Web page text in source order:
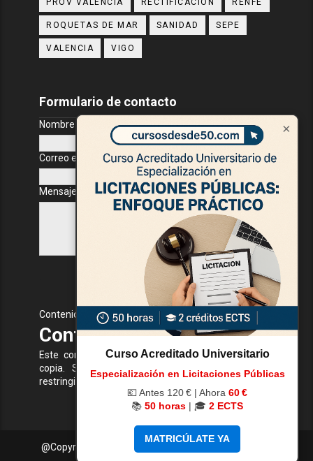
×
Curso Acreditado Universitario
Especialización en Licitaciones Públicas
💶 Antes 120 € | Ahora 60 €
📚 50 horas | 🎓 2 ECTS
MATRICÚLATE YA
PROV VALENCIA RECTIFICACIÓN RENFE
ROQUETAS DE MAR SANIDAD SEPE
VALENCIA VIGO
Formulario de contacto
Nombre
Correo electrónico*
Mensaje
Contenido Protegido
Contenido Protegido
Este contenido está protegido y no se permite su
copia. Si intentas copiar o acceder a funciones
restringidas, recibirás una advertencia.
@Copyright